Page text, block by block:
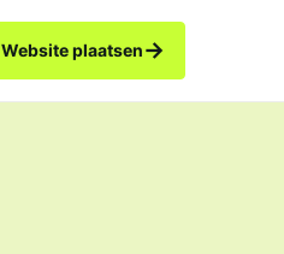
Website plaatsen→